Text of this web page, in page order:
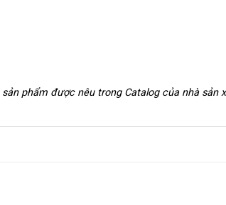
phẩm được nêu trong Catalog của nhà sản